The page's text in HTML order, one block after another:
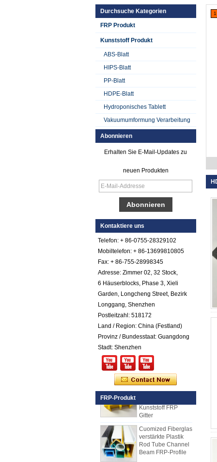
Durchsuche Kategorien
FRP Produkt
Kunststoff Produkt
ABS-Blatt
HIPS-Blatt
PP-Blatt
HDPE-Blatt
Hydroponisches Tablett
Vakuumumformung Verarbeitung
Abonnieren
Erhalten Sie E-Mail-Updates zu
neuen Produkten
Kontaktiere uns
Telefon: + 86-0755-28329102
Mobiltelefon: + 86-13699810805
Fax: + 86-755-28998345
Adresse: Zimmer 02, 32 Stock,
6 Häuserblocks, Phase 3, Xieli
Garden, Longcheng Street, Bezirk
Longgang, Shenzhen
Postleitzahl: 518172
Land / Region: China (Festland)
Provinz / Bundesstaat: Guangdong
Stadt: Shenzhen
FRP-Produkt
Glattes Gel Cotated
Fiberglas
FRP Blatt
Farbiges Gel
Cotated Fiberglas
verstärktes Plastik
Comstom-Stärke-
Weiß-Schwarzes
RV-Außenisolierte
für Verkauf
Fiberglas
verstärktes Plastik
FRP PU-Schaum-
zusammengesetzte
Platte für Anhänger
25mm Stärke Gelb
Konkav Fiberglas
Verstärktes
Gitter
Cuomized Fiberglas
verstärkte Plastik
Rod Tube Channel
Beam FRP-Profile
1